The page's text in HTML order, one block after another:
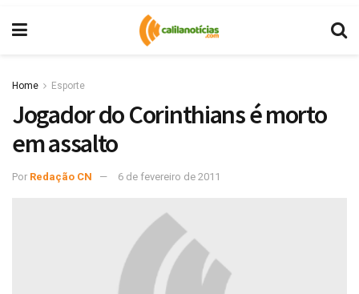
Home Esporte
Jogador do Corinthians é morto
em assalto
Por Redação CN 6 de fevereiro de 2011